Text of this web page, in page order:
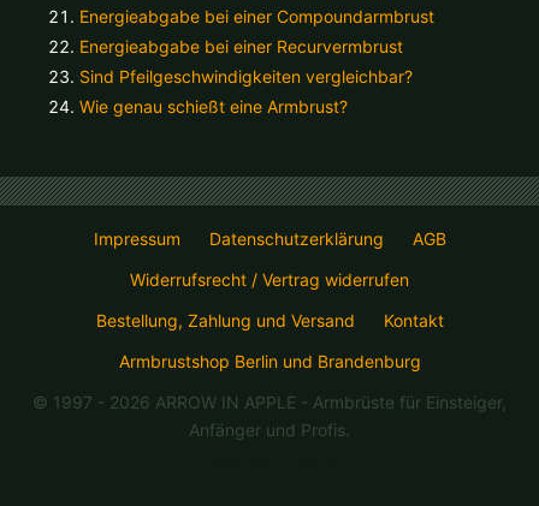
Energieabgabe bei einer Compoundarmbrust
Energieabgabe bei einer Recurvermbrust
Sind Pfeilgeschwindigkeiten vergleichbar?
Wie genau schießt eine Armbrust?
Impressum Datenschutzerklärung
AGB
Widerrufsrecht / Vertrag widerrufen
Bestellung, Zahlung und Versand
Kontakt
Armbrustshop Berlin und Brandenburg
© 1997 - 2026 ARROW IN APPLE - Armbrüste für Einsteiger,
Anfänger und Profis.